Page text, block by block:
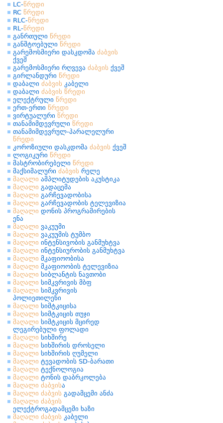
LC-წრედი
RC წრედი
RLC-წრედი
RL-წრედი
განრთული წრედი
განშტოებული წრედი
გარემოსმიერი დასკდომა ძაბვის
ქვეშ
გარემოსმიერი რღვევა ძაბვის ქვეშ
გირლანდური წრედი
დაბალი ძაბვის კაბელი
დაბალი ძაბვის წრედი
ელექტრული წრედი
ერთ-ერთი წრედი
ვირტუალური წრედი
თანამიმდევრული წრედი
თანამიმდევრულ-პარალელური
წრედი
კოროზიული დასკდომა ძაბვის ქვეშ
ლოგიკური წრედი
მასტრობირებელი წრედი
მაქსიმალური ძაბვის რელე
მაღალი ამპლიტუდების აკუსტიკა
მაღალი გადაცემა
მაღალი გარჩევადობისა
მაღალი გარჩევადობის ტელევიზია
მაღალი დონის პროგრამირების
ენა
მაღალი ვაკუუმი
მაღალი ვაკუუმის ტუმბო
მაღალი ინტენსივობის განმუხტვა
მაღალი ინტენსიურობის განმუხტვა
მაღალი მკაფიოობისა
მაღალი მკაფიოობის ტელევიზია
მაღალი სიბლანტის ნავთობი
მაღალი სიმკვრივის მბფ
მაღალი სიმკვრივის
პოლიეთილენი
მაღალი სიმტკიცისა
მაღალი სიმტკიცის თუჯი
მაღალი სიმტკიცის მცირედ
ლეგირებული ფოლადი
მაღალი სიხშირე
მაღალი სიხშირის დროსელი
მაღალი სიხშირის ღუმელი
მაღალი ტევადობის SD-ბარათი
მაღალი ტექნოლოგია
მაღალი ტონის დაბრკოლება
მაღალი ძაბვისა
მაღალი ძაბვის გადამცემი ანძა
მაღალი ძაბვის
ელექტროგადამცემი ხაზი
მაღალი ძაბვის კაბელი